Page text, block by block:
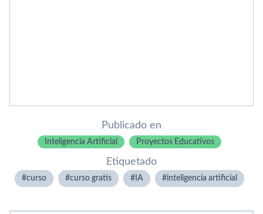
Publicado en
Inteligencia Artificial Proyectos Educativos
Etiquetado
curso curso gratis IA inteligencia artificial